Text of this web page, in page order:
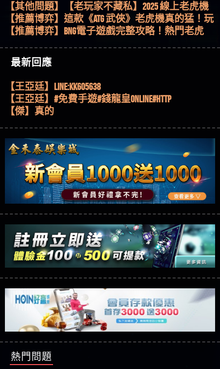
娛樂之旅
【其他問題】【老玩家不藏私】2025 線上老虎機
這樣挑！RTP、波動率和平台安全的全攻略！
【推薦博弈】這款《ATG 武俠》老虎機真的猛！玩
過才知道什麼叫超過3萬種中獎方式！
【推薦博弈】BNG電子遊戲完整攻略！熱門老虎
51,000倍數玩法攻略，輕鬆稱霸老虎機！
【其他問題】「拆解力智投資詐騙套路緊急追討
賴zg369」力智投資是不是詐騙 力智投資是真的嗎
力智投資是詐騙嗎 南部老翁還在癡迷力智投資高
回報獲利 請不要在匯款
【其他問題】 【遇天盛商行詐騙追回資金賴
zg369】天盛商行詐騙 天盛商行是不是詐騙 天盛商
行是真的嗎 天盛商行是詐騙嗎 被天盛商行詐騙一
招教你拿回
【其他問題】 受害者援助賴【zg369】退休老翁被
大戶e點靈詐騙痛不欲生 大戶e點靈是真的嗎 大戶e
點靈是不是詐騙 大戶e點靈是詐騙嗎 大戶e點靈無
法出金 （大戶e點靈）教你如何規避詐騙陷阱
【其他問題】 弘記投資詐騙持續收割國人中【免
費討回資金賴zg369】弘記投資是詐騙嗎 弘記投資
是不是詐騙 弘記投資是真的嗎 被弘記投資詐騙的
錢怎麼辦 本文教你如何拿回被騙資金
【其他問題】 被騙追回賴【zg369】KnTop利用新型
詐騙手法欺詐群眾 KnTop是真的嗎 KnTop是不是詐騙
KnTop是詐騙嗎 【KnTop】KnTop無法出金 被KnTop詐騙
的錢一招拿回
【其他問題】機台運算專案詐騙持續收割國人中
【免費討回資金賴zg369】機台運算專案是詐騙嗎
機台運算專案是不是詐騙 機台運算專案是真的嗎
被機台運算專案詐騙的錢怎麼辦 本文教你如何拿
回被騙資金
【其他問題】 Hoyabit詐騙持續收割國人中【免費
討回資金賴zg369】Hoyabit是詐騙嗎 Hoyabit是不是詐
騙 Hoyabit是真的嗎 被HoyabitHoyabit詐騙的錢怎麼辦
本文教你如何拿回被騙資金
【其他問題】KS.M多元化行銷詐騙持續收割國人
中【免費討回資金賴zg369】KS.M多元化行銷是詐
騙嗎 KS.M多元化行銷是不是詐騙 KS.M多元化行銷是
真的嗎 被KS.M多元化行銷詐騙的錢怎麼辦 本文教
你如何拿回被騙資金
【其他問題】免費追回賴「zg369」深度解析野原
家 Family & Love如何詐騙 野原家 Family & Love是不是詐
騙 野原家 Family & Love是真的嗎 野原家 Family & Love是
詐騙嗎 165多次通報野原家 Family & Love是詐騙平台
請遠離
【其他問題】元盈橋詐騙持續收割國人中【免費
討回資金賴zg369】元盈橋是詐騙嗎 元盈橋是不是
詐騙 元盈橋是真的嗎 被元盈橋詐騙的錢怎麼辦
本文教你如何拿回被騙資金
【其他問題】被騙追回賴【zg369】M.L.Edge利用新
型詐騙手法欺詐群眾 M.L.Edge是真的嗎 M.L.Edge是不
是詐騙 M.L.Edge是詐騙嗎 【M.L.Edge】M.L.Edge無法出
金 被M.L.Edge詐騙的錢一招拿回
【其他問題】 Robinhood詐騙持續收割國人中【免
費討回資金賴zg369】Robinhood是詐騙嗎 Robinhood是
不是詐騙 Robinhood是真的嗎 被Robinhood詐騙的錢怎
麼辦 本文教你如何拿回被騙資金
【其他問題】FLTO詐騙持續收割國人中【免費討回
資金賴zg369】FLTO是詐騙嗎 FLTO是不是詐騙 FLTO是
真的嗎 被FLTO詐騙的錢怎麼辦 本文教你如何拿回
被騙資金
【其他問題】 遇詐騙求救賴【zg369】八旬老翁被
ALYWS詐騙家破人亡 ALYWS是真的嗎 ALYWS是不是詐騙
ALYWS是詐騙嗎 （ALYWS）無法出金 請小心群組暗椿
【其他問題】 一招教你揭秘新型詐騙手法 （受害
者免費援助賴zg369）當當詐騙 當當是不是詐騙 當
當是真的嗎 當當是詐騙嗎 六旬老婦深信當當高獲
利回報被騙的家破人亡
【其他問題】用理性數據指路，開啟你的高回報
娛樂之旅
【其他問題】【老玩家不藏私】2025 線上老虎機
這樣挑！RTP、波動率和平台安全的全攻略！
【推薦博弈】這款《ATG 武俠》老虎機真的猛！玩
過才知道什麼叫超過3萬種中獎方式！
【推薦博弈】BNG電子遊戲完整攻略！熱門老虎
機、集鴻運玩法、獨家試玩一次看！
【其他問題】【2025】ATG試玩必看！戰神賽特
51,000倍數玩法攻略，輕鬆稱霸老虎機！
【其他問題】「拆解力智投資詐騙套路緊急追討
賴zg369」力智投資是不是詐騙 力智投資是真的嗎
力智投資是詐騙嗎 南部老翁還在癡迷力智投資高
【其他問題】 【遇天盛商行詐騙追回資金賴
zg369】天盛商行詐騙 天盛商行是不是詐騙 天盛商
招教你拿回
【其他問題】 受害者援助賴【zg369】退休老翁被
點靈是不是詐騙 大戶e點靈是詐騙嗎 大戶e點靈無
法出金 （大戶e點靈）教你如何規避詐騙陷阱
費討回資金賴zg369】弘記投資是詐騙嗎 弘記投資
是不是詐騙 弘記投資是真的嗎 被弘記投資詐騙的
【其他問題】 被騙追回賴【zg369】KnTop利用新型
詐騙手法欺詐群眾 KnTop是真的嗎 KnTop是不是詐騙
【其他問題】機台運算專案詐騙持續收割國人中
最新回應
【傑】推代理真的好相處
回答
【王亞廷】LINE:kK605638
【王亞廷】#免費手遊#錢龍皇ONLINE#http
【傑】真的
【Wei】讚
【沈樂慧】又是九州??爛死了黑網不要玩
【林伊依】爛死了拉贏錢直接鎖帳號可以去吃屎
【陳靜茹】推薦小畢，我也是小畢的會員～～
【黃家羭】推推
【AVA娛樂城】還會自己做假對話來毀謗欸哈哈哈
【黃伊珊】不推薦爛公司
【陳順堪】星匯娛樂城出金幾次後贏錢就不給出
金
【陳順堪】黑網出金幾次後贏了就不出金出
【玩運彩】
【asd】唬爛不出金黑網垃圾平台
【侯依揚】廢物喔
【傑】推代理真的好相處
【盧鴻傑】請問一下100多萬會出金嗎，有誰可以
回答
【王亞廷】LINE:kK605638
【王亞廷】#免費手遊#錢龍皇ONLINE#http
【傑】真的
熱門問題